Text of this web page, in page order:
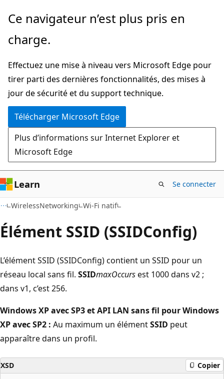
Passer
directement
au
principal
Ce navigateur n’est plus pris en
charge.
Effectuez une mise à niveau vers Microsoft Edge pour
tirer parti des dernières fonctionnalités, des mises à
jour de sécurité et du support technique.
Télécharger Microsoft Edge
Plus d’informations sur Internet Explorer et
Microsoft Edge
Learn Se connecter
WirelessNetworking Wi-Fi natif
Élément SSID (SSIDConfig)
L’élément SSID (SSIDConfig) contient un SSID pour un
réseau local sans fil. SSIDmaxOccursest 1000 dans v2 ;
dans v1, c’est 256.
Windows XP avec SP3 et API LAN sans fil pour Windows
XP avec SP2 : Au maximum un élémentSSID peut
apparaître dans un profil.
XSD Copier